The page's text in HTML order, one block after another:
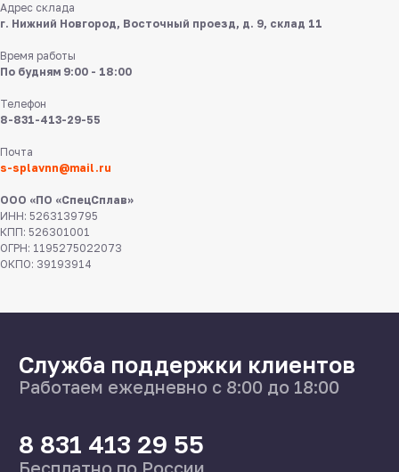
Адрес склада
г. Нижний Новгород, Восточный проезд, д. 9, склад 11
Время работы
По будням 9:00 - 18:00
Телефон
8-831-413-29-55
Почта
s-splavnn@mail.ru
ООО «ПО «СпецСплав»
ИНН: 5263139795
КПП: 526301001
ОГРН: 1195275022073
ОКПО: 39193914
ул Федосеенко, 57
s-splavnn@mail.ru
8 831 413 29 55
Производство
О нас
Статьи